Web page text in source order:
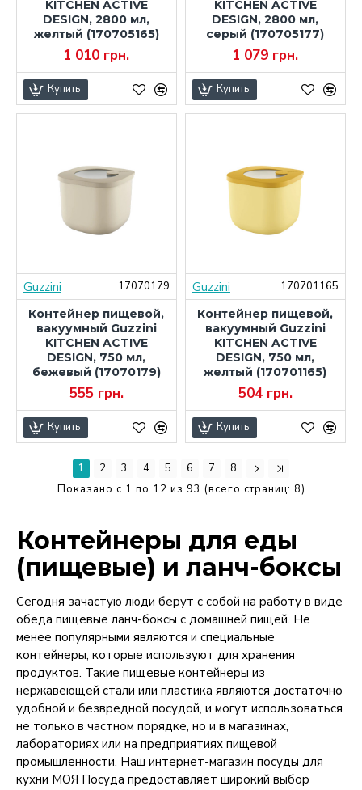
Контейнеры для еды
(пищевые) и ланч-боксы
Сегодня зачастую люди берут с собой на работу в виде
обеда пищевые ланч-боксы с домашней пищей. Не
менее популярными являются и специальные
контейнеры, которые используют для хранения
продуктов. Такие пищевые контейнеры из
нержавеющей стали или пластика являются достаточно
удобной и безвредной посудой, и могут использоваться
не только в частном порядке, но и в магазинах,
лабораториях или на предприятиях пищевой
промышленности. Наш интернет-магазин посуды для
кухни МОЯ Посуда предоставляет широкий выбор
KITCHEN ACTIVE
DESIGN, 2800 мл,
желтый (170705165)
1 010 грн.
Купить
KITCHEN ACTIVE
DESIGN, 2800 мл,
серый (170705177)
1 079 грн.
Купить
Guzzini
17070179
Контейнер пищевой,
вакуумный Guzzini
KITCHEN ACTIVE
DESIGN, 750 мл,
бежевый (17070179)
555 грн.
Купить
Guzzini
170701165
Контейнер пищевой,
вакуумный Guzzini
KITCHEN ACTIVE
DESIGN, 750 мл,
желтый (170701165)
504 грн.
Купить
1 2 3 4 5 6 7
8
Показано с 1 по 12 из 93 (всего страниц: 8)